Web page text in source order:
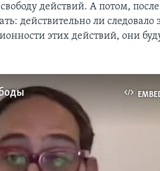
действий. А потом, после
действительно ли следовало
этих действий, они